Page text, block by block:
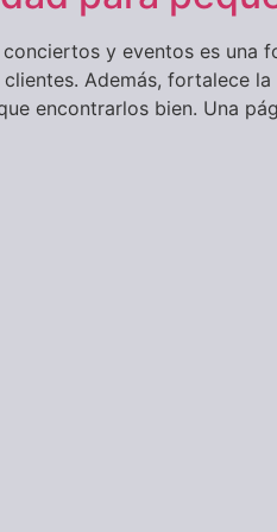
y eventos es una
Además, fortalece
encontrarlos bien. Una